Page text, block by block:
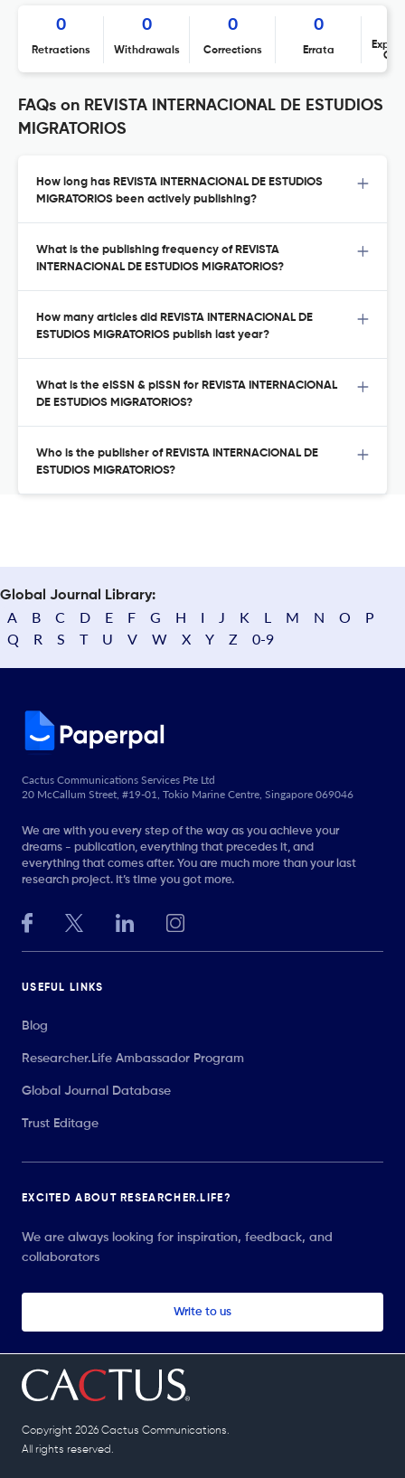
0
Retractions
0
Withdrawals
0
Corrections
0
Errata
FAQs on REVISTA INTERNACIONAL DE ESTUDIOS
MIGRATORIOS
How long has REVISTA INTERNACIONAL DE ESTUDIOS
MIGRATORIOS been actively publishing?
What is the publishing frequency of REVISTA
INTERNACIONAL DE ESTUDIOS MIGRATORIOS?
How many articles did REVISTA INTERNACIONAL DE
ESTUDIOS MIGRATORIOS publish last year?
What is the eISSN & pISSN for REVISTA INTERNACIONAL
DE ESTUDIOS MIGRATORIOS?
Who is the publisher of REVISTA INTERNACIONAL DE
ESTUDIOS MIGRATORIOS?
Global Journal Library:
A B C D E F G H I J K L M N O
P
Q
R S T U V W X Y Z 0-9
Cactus Communications Services Pte Ltd
20 McCallum Street, #19-01, Tokio Marine Centre, Singapore 069046
We are with you every step of the way as you achieve your
dreams - publication, everything that precedes it, and
everything that comes after. You are much more than your last
research project. It’s time you got more.
USEFUL LINKS
Blog
Researcher.Life Ambassador Program
Global Journal Database
Trust Editage
EXCITED ABOUT RESEARCHER.LIFE?
We are always looking for inspiration, feedback, and
collaborators
Write to us
Copyright 2026 Cactus Communications.
All rights reserved.